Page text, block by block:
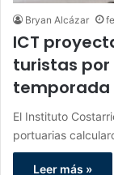
Bryan Alcázar
ICT
turistas por
temporada
El Instituto
portuarias
Leer más »